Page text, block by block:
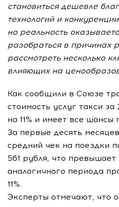
становиться дешевле
технологий и
но реальность
разобраться в причинах
рассмотреть несколько
влияющих на
Как сообщили в Союзе
стоимость услуг такси
на 11% и имеет все
За первые десять
средний чек на поездки
561 рубля, что превышает
аналогичного периода
11%.
Эксперты отмечают, что